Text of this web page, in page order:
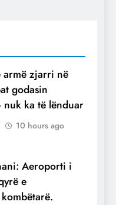
armë zjarri në
godasin
ka të lënduar
10 hours ago
Aeroporti i
e